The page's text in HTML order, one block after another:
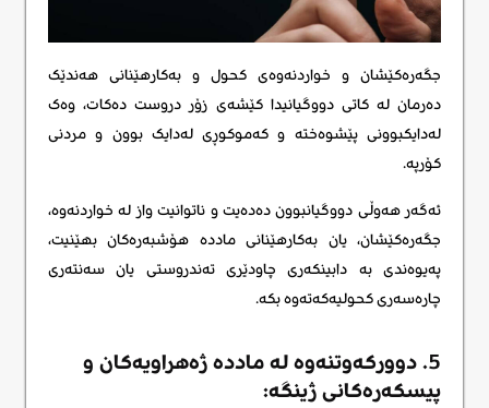
جگەرەکێشان و خواردنەوەی کحول و بەکارهێنانی هەندێک
دەرمان لە کاتی دووگیانیدا کێشەی زۆر دروست دەکات، وەک
لەدایکبوونی پێشوەختە و کەموکوڕی لەدایک بوون و مردنی
کۆرپە.
ئەگەر هەوڵی دووگیانبوون دەدەیت و ناتوانیت واز لە خواردنەوە،
جگەرەکێشان، یان بەکارهێنانی ماددە هۆشبەرەکان بهێنیت،
پەیوەندی بە دابینکەری چاودێری تەندروستی یان سەنتەری
چارەسەری کحولیەکەتەوە بکە.
5. دوورکەوتنەوە لە ماددە ژەهراویەکان و
پیسکەرەکانی ژینگە: